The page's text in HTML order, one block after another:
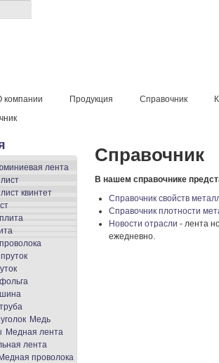
компании Продукция Справочник
лента
квинтет
Медь
Медная лента
лента
Медная проволока
Справочник
В нашем справочнике
Справочник свойств
Справочник плотности
Новости отрасли - лента
ежедневно.